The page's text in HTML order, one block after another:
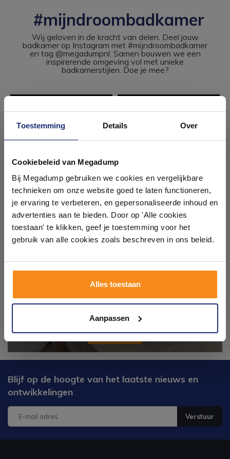
Toestemming Details Over
Cookiebeleid van Megadump
Bij Megadump gebruiken we cookies en vergelijkbare
technieken om onze website goed te laten functioneren,
je ervaring te verbeteren, en gepersonaliseerde inhoud en
advertenties aan te bieden. Door op 'Alle cookies
toestaan' te klikken, geef je toestemming voor het
gebruik van alle cookies zoals beschreven in ons beleid.
Alles toestaan
Aanpassen
#mijndroombadkamer
Wij geloven in de kracht van delen. Deel jouw
badkamer op Instagram met #mijndroombadkamer
en tag @megadumpnl. Samen bouwen we een
inspirerende omgeving vol met unieke
badkamerstijlen. Doe je mee?
Blijf op de hoogte van het laatste nieuws en
ontwikkelingen
Verstuur
badkamers in onze 1000 m²
showroom
Laat je inspireren door 21 volledig ingerichte
badkameropstellingen – van compact tot luxe. Onze
ervaren adviseurs helpen je persoonlijk, en je vindt
tegels & sanitair direct uit voorraad. Gratis parkeren
op eigen terrein.
Kom langs en ervaar zelf het verschil!